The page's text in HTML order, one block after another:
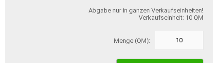
Abgabe nur in ganzen Verkaufseinheiten!
Verkaufseinheit: 10 QM
Menge (QM):